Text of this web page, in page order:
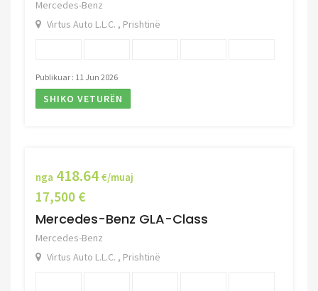
Mercedes-Benz
Virtus Auto L.L.C. , Prishtinë
Publikuar : 11 Jun 2026
SHIKO VETURËN
nga 418.64 €/muaj
17,500 €
Mercedes-Benz GLA-Class
Mercedes-Benz
Virtus Auto L.L.C. , Prishtinë